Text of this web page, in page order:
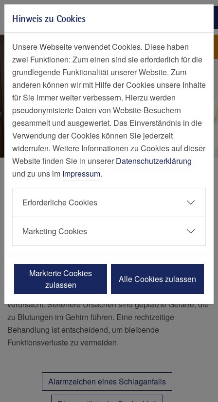
Zur Hauptnavigation springen
Zum Seiteninhalt springen
Zum Seitenende springen
Leistungsspektrum
St. Marien-Hospital Mülheim an
der Ruhr
Kliniken und Zentren
Leistungsspektrum
Stroke-Unit
Wie kommt es zum Schlaganfall?
In über 80 % der Fälle wird ein Schlaganfall durch eine
verstopfte Blutbahn im Gehirn (ischämischer Schlaganfall)
verursacht. Seltenere Ursachen sind geplatzte Gefäße, die
zu Blutungen im Gehirn führen. Eine rechtzeitige
Behandlung ist entscheidend, um bleibende
Funktionsverluste zu vermeiden.
Alarmzeichen eines Schlaganfalls
Hinweis zu Cookies
Unsere Webseite verwendet Cookies. Diese haben
zwei Funktionen: Zum einen sind sie erforderlich für die
grundlegende Funktionalität unserer Website. Zum
anderen können wir mit Hilfe der Cookies unsere Inhalte
für Sie immer weiter verbessern. Hierzu werden
pseudonymisierte Daten von Website-Besuchern
gesammelt und ausgewertet. Das Einverständnis in die
Verwendung der Cookies können Sie jederzeit
widerrufen. Weitere Informationen zu Cookies auf dieser
Website finden Sie in unserer Datenschutzerklärung
und zu uns im Impressum.
Erforderliche Cookies
Marketing Cookies
Markierte Cookies
zulassen
Alle Cookies zulassen